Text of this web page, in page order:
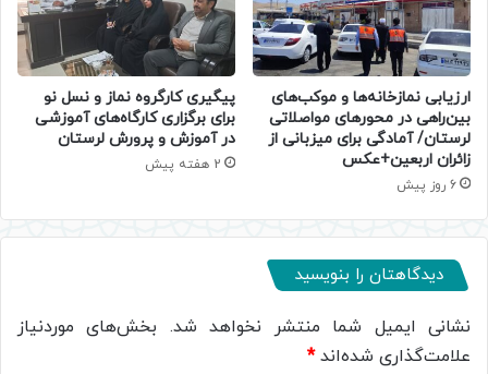
ارزیابی نمازخانه‌ها و موکب‌های
بین‌راهی در محورهای مواصلاتی
لرستان/ آمادگی برای میزبانی از
زائران اربعین+عکس
6 روز پیش
پیگیری کارگروه نماز و نسل نو
برای برگزاری کارگاه‌های آموزشی
در آموزش و پرورش لرستان
2 هفته پیش
دیدگاهتان را بنویسید
نشانی ایمیل شما منتشر نخواهد شد. بخش‌های موردنیاز
علامت‌گذاری شده‌اند*